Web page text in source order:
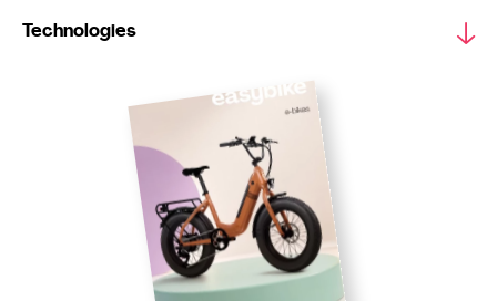
Technologies